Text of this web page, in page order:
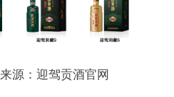
源：迎驾贡酒官网